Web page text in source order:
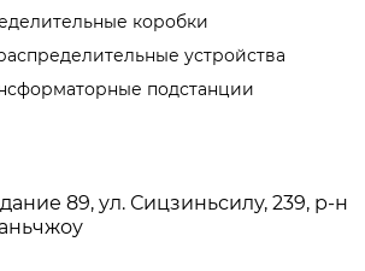
коробки
устройства
подстанции
89, ул. Сицзиньсилу, 239, р-н